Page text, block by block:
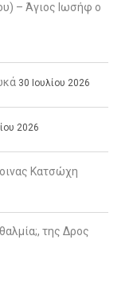
– Άγιος Ιωσήφ ο
30 Ιουλίου 2026
2026
Κατσώχη
της Δρος